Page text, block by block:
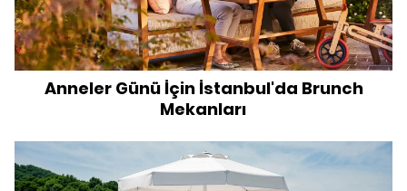
Anneler Günü İçin İstanbul'da Brunch
Mekanları